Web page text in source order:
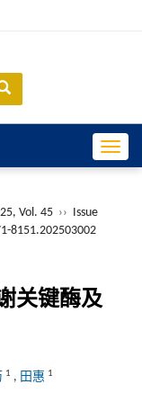
Vol. 45 ›› Issue
8151.202503002
关键酶及
1 , 田惠 1